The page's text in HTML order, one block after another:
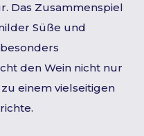
Das Zusammenspiel
Süße und
den Wein nicht nur
einem vielseitigen